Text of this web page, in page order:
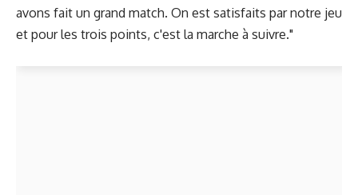
avons fait un grand match. On est satisfaits par notre jeu
et pour les trois points, c'est la marche à suivre."